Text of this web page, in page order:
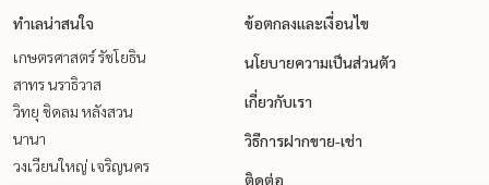
ทำเลน่าสนใจ
เกษตรศาสตร์ รัชโยธิน
สาทร นราธิวาส
วิทยุ ชิดลม หลังสวน
นานา
วงเวียนใหญ่ เจริญนคร
ข้อตกลงและเงื่อนไข
นโยบายความเป็นส่วนตัว
เกี่ยวกับเรา
วิธีการฝากขาย-เช่า
ติดต่อ